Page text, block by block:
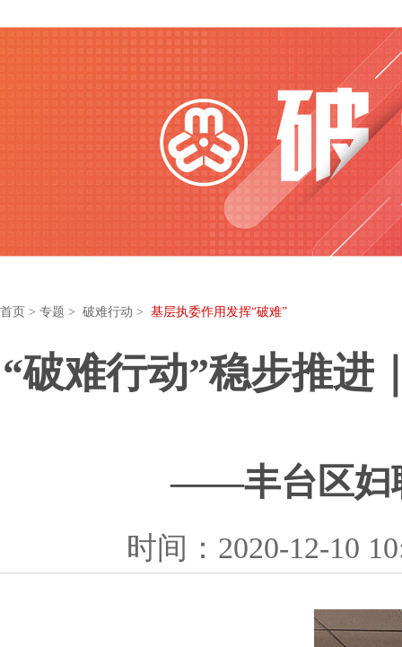
首页 > 专题 > 破难行动 > 基层执委作用发挥“破难”
“破难行动”稳步推进
——丰台区妇
时间：2020-12-10